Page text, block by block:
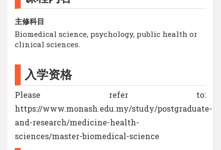
主修科目
Biomedical science, psychology, public health or
clinical sciences.
入学资格
Please refer to:
https://www.monash.edu.my/study/postgraduate-
and-research/medicine-health-
sciences/master-biomedical-science